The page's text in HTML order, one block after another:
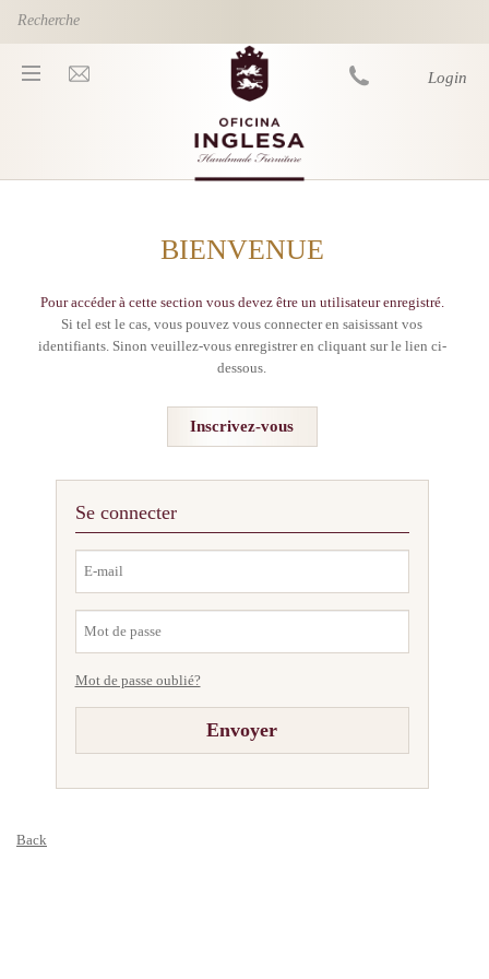
Skip to main content
Login
BIENVENUE
Pour accéder à cette section vous devez être un utilisateur enregistré.
Si tel est le cas, vous pouvez vous connecter en saisissant vos
identifiants. Sinon veuillez-vous enregistrer en cliquant sur le lien ci-
dessous.
Inscrivez-vous
Se connecter
Mot de passe oublié?
Back